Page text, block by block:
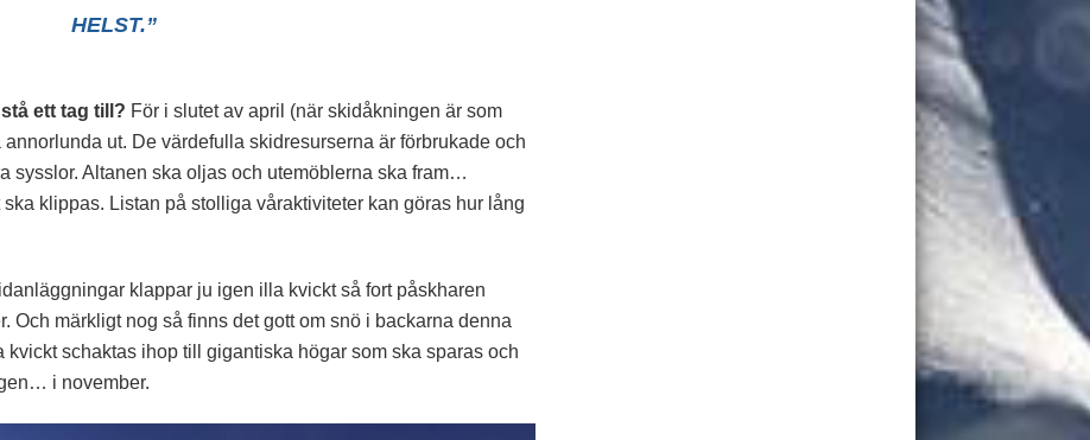
HELST.”
ett tag till? För i slutet av april (när skidåkningen är som
ut. De värdefulla skidresurserna är förbrukade och
sysslor. Altanen ska oljas och utemöblerna ska fram…
klippas. Listan på stolliga våraktiviteter kan göras hur lång
klappar ju igen illa kvickt så fort påskharen
Och märkligt nog så finns det gott om snö i backarna denna
schaktas ihop till gigantiska högar som ska sparas och
i november.